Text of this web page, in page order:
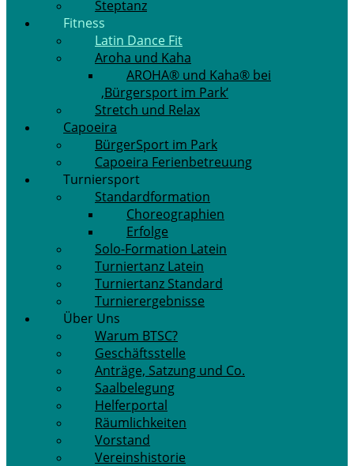
Steptanz
Fitness
Latin Dance Fit
Aroha und Kaha
AROHA® und Kaha® bei
‚Bürgersport im Park‘
Stretch und Relax
Capoeira
BürgerSport im Park
Capoeira Ferienbetreuung
Turniersport
Standardformation
Choreographien
Erfolge
Solo-Formation Latein
Turniertanz Latein
Turniertanz Standard
Turnierergebnisse
Über Uns
Warum BTSC?
Geschäftsstelle
Anträge, Satzung und Co.
Saalbelegung
Helferportal
Räumlichkeiten
Vorstand
Vereinshistorie